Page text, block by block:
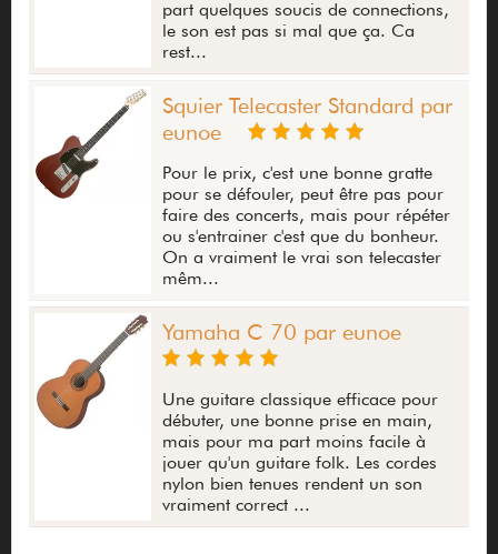
part quelques soucis de connections,
le son est pas si mal que ça. Ca
rest...
Squier Telecaster Standard par
eunoe
Pour le prix, c'est une bonne gratte
pour se défouler, peut être pas pour
faire des concerts, mais pour répéter
ou s'entrainer c'est que du bonheur.
On a vraiment le vrai son telecaster
mêm...
Yamaha C 70 par eunoe
Une guitare classique efficace pour
débuter, une bonne prise en main,
mais pour ma part moins facile à
jouer qu'un guitare folk. Les cordes
nylon bien tenues rendent un son
vraiment correct ...